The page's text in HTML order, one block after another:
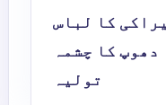
کا لباس
دھوپ کا چشمہ
تولیہ